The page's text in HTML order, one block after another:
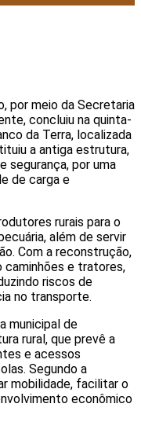
por meio da Secretaria
concluiu na quinta-
da Terra, localizada
a antiga estrutura,
segurança, por uma
de carga e
rurais para o
além de servir
Com a reconstrução,
e tratores,
riscos de
no transporte.
municipal de
rural, que prevê a
e acessos
Segundo a
mobilidade, facilitar o
econômico